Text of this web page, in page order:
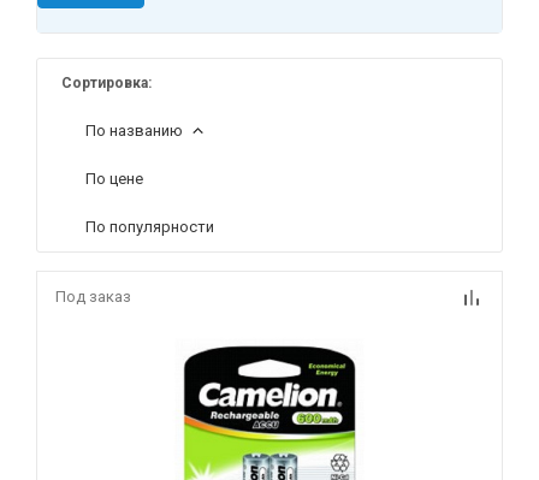
Сортировка:
По названию
По цене
По популярности
Под заказ